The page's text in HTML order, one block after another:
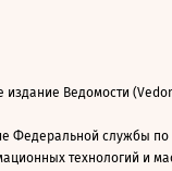
издание Ведомости
Федеральной службы по
технологий и